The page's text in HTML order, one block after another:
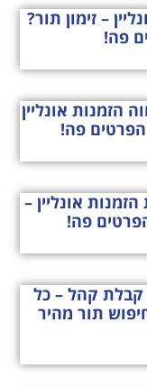
פה!
הפרטים פה!
פה!
תור מהיר